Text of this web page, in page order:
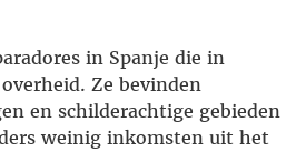
in Spanje die in
Ze bevinden
en schilderachtige gebieden
weinig inkomsten uit het